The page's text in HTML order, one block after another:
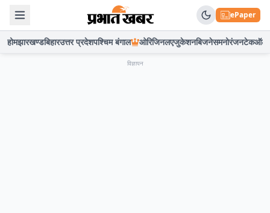
ePaper
होमझारखण्डबिहारउत्तर प्रदेशपश्चिम बंगाल ओरिजिनलएजुकेशनबिजनेसमनोरंजनटेकऑटो
विज्ञापन